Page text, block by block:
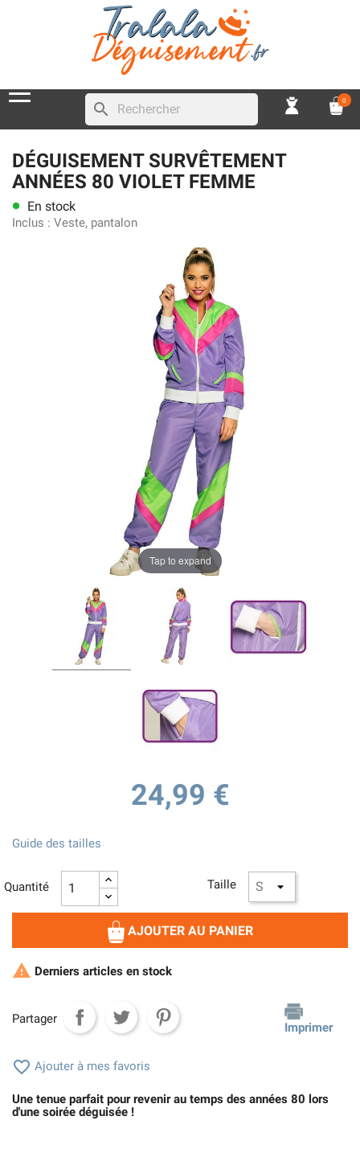
search 0
DÉGUISEMENT SURVÊTEMENT
ANNÉES 80 VIOLET FEMME
lens En stock
Inclus : Veste, pantalon
Tap to expand
24,99 €
Taille
Guide des tailles
Quantité
AJOUTER AU PANIER
 Derniers articles en stock
Partager
Imprimer
 Ajouter à mes favoris
Une tenue parfait pour revenir au temps des années 80 lors
d'une soirée déguisée !